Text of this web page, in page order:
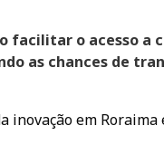
facilitar o acesso a
as chances de
inovação em